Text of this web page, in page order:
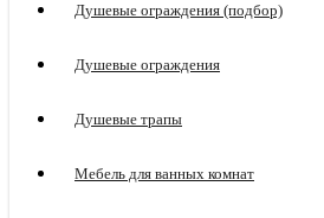
Душевые ограждения (подбор)
Душевые ограждения
Душевые трапы
Мебель для ванных комнат